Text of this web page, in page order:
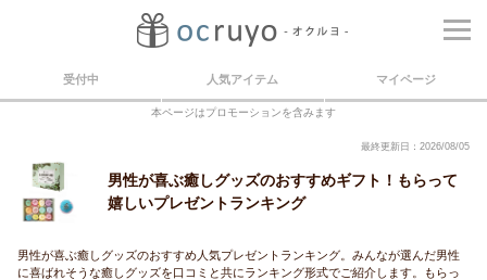
受付中 人気アイテム マイページ
本ページはプロモーションを含みます
最終更新日：2026/08/05
男性が喜ぶ癒しグッズのおすすめギフト！もらって
嬉しいプレゼントランキング
男性が喜ぶ癒しグッズのおすすめ人気プレゼントランキング。みんなが選んだ男性
に喜ばれそうな癒しグッズを口コミと共にランキング形式でご紹介します。もらっ